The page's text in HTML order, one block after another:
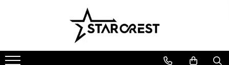
Electrocasnice Mari
Aparate frigorifice
Electrocasnice Mici
Electrocasnice bucătărie
Ingrijire personală